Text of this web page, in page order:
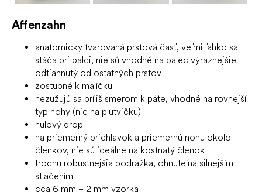
Affenzahn
anatomicky tvarovaná prstová časť, veľmi ľahko sa
stáča pri palci, nie sú vhodné na palec výraznejšie
odtiahnutý od ostatných prstov
zostupné k malíčku
nezužujú sa príliš smerom k päte, vhodné na rovnejší
typ nohy (nie na plutvičku)
nulový drop
na priemerný priehlavok a priemernú nohu okolo
členkov, nie sú ideálne na kostnatý členok
trochu robustnejšia podrážka, ohnuteľná silnejším
stlačením
cca 6 mm + 2 mm vzorka